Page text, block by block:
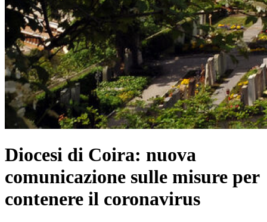
Diocesi di Coira: nuova
comunicazione sulle misure per
contenere il coronavirus